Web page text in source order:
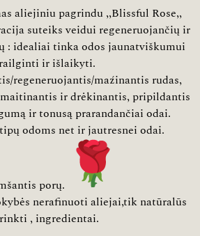
aliejiniu pagrindu ,,Blissful Rose,,
suteiks veidui regeneruojančių ir
: idealiai tinka odos jaunatviškumui
ir išlaikyti.
regeneruojantis/maźinantis rudas,
ir drėkinantis, pripildantis
ir tonusą prarandančiai odai.
odoms net ir jautresnei odai.
porų.
nerafinuoti aliejai,tik natūralūs
, ingredientai.